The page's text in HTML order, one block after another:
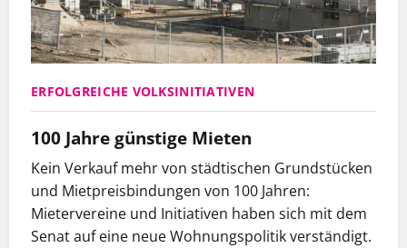
ERFOLGREICHE VOLKSINITIATIVEN
100 Jahre günstige Mieten
Kein Verkauf mehr von städtischen Grundstücken
und Mietpreisbindungen von 100 Jahren:
Mietervereine und Initiativen haben sich mit dem
Senat auf eine neue Wohnungspolitik verständigt.